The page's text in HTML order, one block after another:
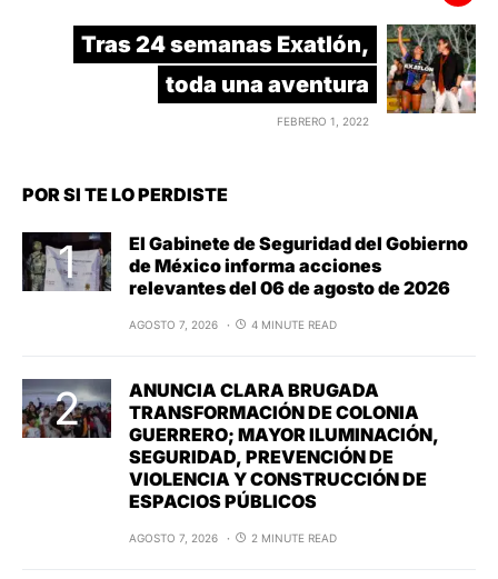
Tras 24 semanas Exatlón,
toda una aventura
FEBRERO 1, 2022
POR SI TE LO PERDISTE
El Gabinete de Seguridad del Gobierno
de México informa acciones
relevantes del 06 de agosto de 2026
AGOSTO 7, 2026 4 MINUTE READ
ANUNCIA CLARA BRUGADA
TRANSFORMACIÓN DE COLONIA
GUERRERO; MAYOR ILUMINACIÓN,
SEGURIDAD, PREVENCIÓN DE
VIOLENCIA Y CONSTRUCCIÓN DE
ESPACIOS PÚBLICOS
AGOSTO 7, 2026 2 MINUTE READ